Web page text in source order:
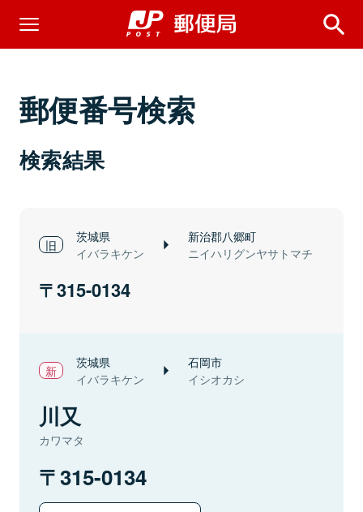
郵便番号検索
検索結果
茨城県
イバラキケン
新治郡八郷町
ニイハリグンヤサトマチ
315-0134
茨城県
イバラキケン
石岡市
イシオカシ
川又
カワマタ
315-0134